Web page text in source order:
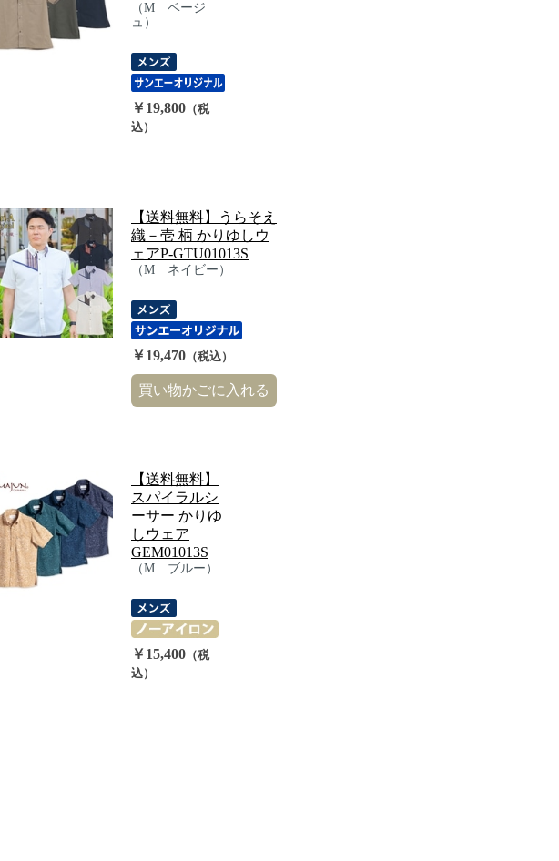
（M ベージ
ュ）
￥19,800 （税
込）
【送料無料】うらそえ
織－壱 柄 かりゆしウ
ェアP-GTU01013S
（M ネイビー）
￥19,470 （税込）
買い物かごに入れる
【送料無料】
スパイラルシ
ーサー かりゆ
しウェア
GEM01013S
（M ブルー）
￥15,400 （税
込）